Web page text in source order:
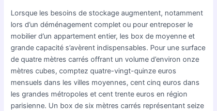
Lorsque les besoins de stockage augmentent, notamment
lors d’un déménagement complet ou pour entreposer le
mobilier d’un appartement entier, les box de moyenne et
grande capacité s’avèrent indispensables. Pour une surface
de quatre mètres carrés offrant un volume d’environ onze
mètres cubes, comptez quatre-vingt-quinze euros
mensuels dans les villes moyennes, cent cinq euros dans
les grandes métropoles et cent trente euros en région
parisienne. Un box de six mètres carrés représentant seize